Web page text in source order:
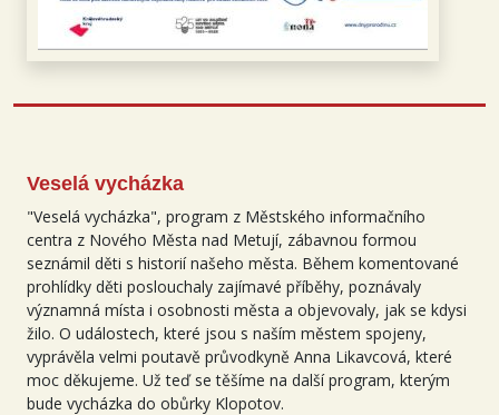
Veselá vycházka
"Veselá vycházka", program z Městského informačního
centra z Nového Města nad Metují, zábavnou formou
seznámil děti s historií našeho města. Během komentované
prohlídky děti poslouchaly zajímavé příběhy, poznávaly
významná místa i osobnosti města a objevovaly, jak se kdysi
žilo. O událostech, které jsou s naším městem spojeny,
vyprávěla velmi poutavě průvodkyně Anna Likavcová, které
moc děkujeme. Už teď se těšíme na další program, kterým
bude vycházka do obůrky Klopotov.